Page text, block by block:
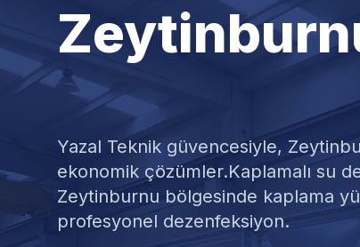
Kaplamalı
Yazal Teknik güvencesiyle,
ekonomik çözümler.Kaplamalı su
Zeytinburnu bölgesinde kaplama
profesyonel dezenfeksiyon.